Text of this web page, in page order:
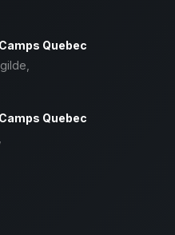
Quebec
Quebec